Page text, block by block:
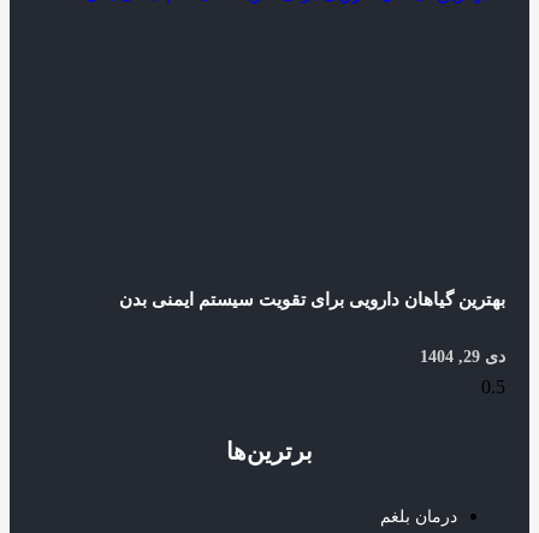
بهترین گیاهان دارویی برای تقویت سیستم ایمنی بدن
دی 29, 1404
برترین‌ها
درمان بلغم